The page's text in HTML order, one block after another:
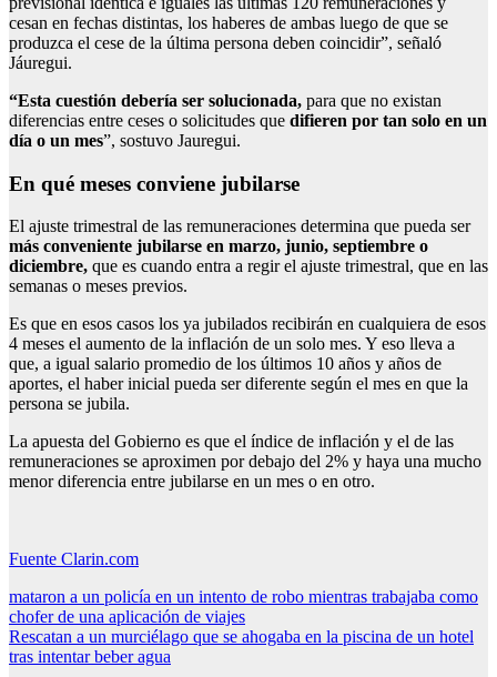
cesan en fechas distintas, los haberes de ambas luego de que se
produzca el cese de la última persona deben coincidir”, señaló
Jáuregui.
“Esta cuestión debería ser solucionada, para que no existan
diferencias entre ceses o solicitudes que difieren por tan solo en un
día o un mes”, sostuvo Jauregui.
En qué meses conviene jubilarse
El ajuste trimestral de las remuneraciones determina que pueda ser
más conveniente jubilarse en marzo, junio, septiembre o
diciembre, que es cuando entra a regir el ajuste trimestral, que en las
semanas o meses previos.
Es que en esos casos los ya jubilados recibirán en cualquiera de esos
4 meses el aumento de la inflación de un solo mes. Y eso lleva a
que, a igual salario promedio de los últimos 10 años y años de
aportes, el haber inicial pueda ser diferente según el mes en que la
persona se jubila.
La apuesta del Gobierno es que el índice de inflación y el de las
remuneraciones se aproximen por debajo del 2% y haya una mucho
menor diferencia entre jubilarse en un mes o en otro.
Fuente Clarin.com
Navegación
de
entradas
mataron a un policía en un intento de robo mientras trabajaba como
chofer de una aplicación de viajes
Rescatan a un murciélago que se ahogaba en la piscina de un hotel
tras intentar beber agua